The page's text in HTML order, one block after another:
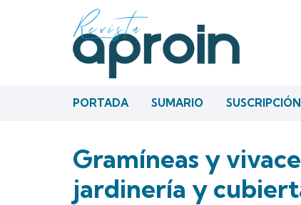
PORTADA SUMARIO SUSCRIPCIÓN
Gramíneas y
jardinería y